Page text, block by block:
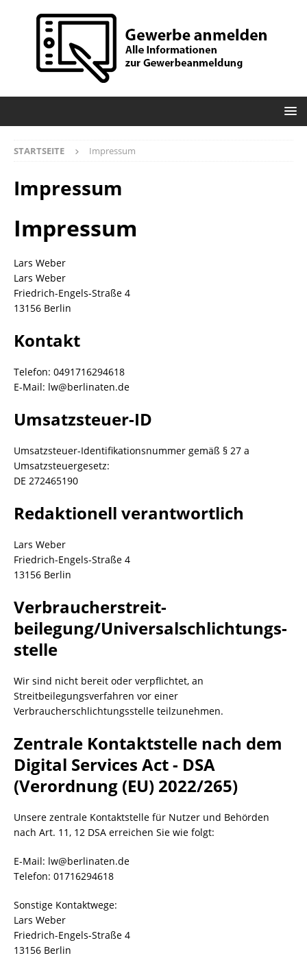
STARTSEITE Impressum
Impressum
Impressum
Lars Weber
Lars Weber
Friedrich-Engels-Straße 4
13156 Berlin
Kontakt
Telefon: 0491716294618
E-Mail: lw@berlinaten.de
Umsatzsteuer-ID
Umsatzsteuer-Identifikationsnummer gemäß § 27 a
Umsatzsteuergesetz:
DE 272465190
Redaktionell verantwortlich
Lars Weber
Friedrich-Engels-Straße 4
13156 Berlin
Verbraucher­streit­
beilegung/Universal­schlichtungs­
stelle
Wir sind nicht bereit oder verpflichtet, an
Streitbeilegungsverfahren vor einer
Verbraucherschlichtungsstelle teilzunehmen.
Zentrale Kontaktstelle nach dem
Digital Services Act - DSA
(Verordnung (EU) 2022/265)
Unsere zentrale Kontaktstelle für Nutzer und Behörden
nach Art. 11, 12 DSA erreichen Sie wie folgt:
E-Mail: lw@berlinaten.de
Telefon: 01716294618
Sonstige Kontaktwege:
Lars Weber
Friedrich-Engels-Straße 4
13156 Berlin